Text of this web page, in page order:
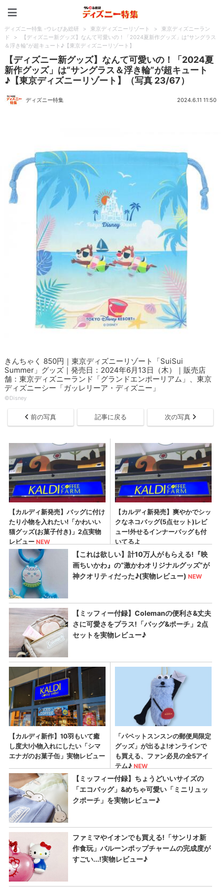
ディズニー特集 -ウレぴあ総研 > 東京ディズニーリゾート >
東京ディズニーラン
ド
>
【ディズニー新グッズ】なんて可愛いの！「2024夏新作グッズ」は“サングラス
＆浮き輪”が超キュート♪【東京ディズニーリゾート】
【ディズニー新グッズ】なんて可愛いの！「2024夏
新作グッズ」は“サングラス＆浮き輪”が超キュート
♪【東京ディズニーリゾート】（写真 23/67）
ディズニー特集 2024.6.11 11:50
きんちゃく 850円｜東京ディズニーリゾート「SuiSui
Summer」グッズ｜発売日：2024年6月13日（木）｜販売店
舗：東京ディズニーランド「グランドエンポーリアム」、東京
ディズニーシー「ガッレリーア・ディズニー」
©Disney
前の写真 記事に戻る 次の写真